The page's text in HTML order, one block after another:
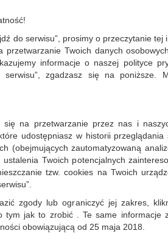
rozwijana
BI-
rozwijana
do serwisu”, prosimy o przeczytanie
przetwarzanie Twoich danych
informacje o naszej polityce
serwisu”, zgadzasz się na poniższe.
się na przetwarzanie przez nas i
udostępniasz w historii
(obejmujących zautomatyzowaną
Twoich potencjalnych
tzw. cookies na Twoich
zgody lub ograniczyć jej zakres,
tym jak to zrobić . Te same informacje
obowiązującą od 25 maja 2018.